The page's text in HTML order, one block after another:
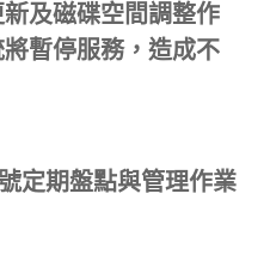
新及磁碟空間調整作
暫停服務，造成不
定期盤點與管理作業